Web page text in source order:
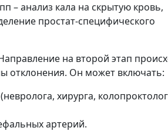
– анализ кала на скрытую кровь,
простат-специфического
на второй этап
отклонения. Он может включать:
хирурга,
артерий.